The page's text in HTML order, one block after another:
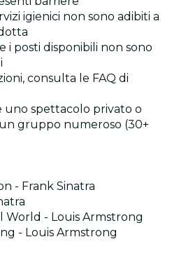
igienici non sono adibiti a
i posti disponibili non sono
consulta le FAQ di
uno spettacolo privato o
gruppo numeroso (30+
- Frank Sinatra
- Louis Armstrong
- Louis Armstrong